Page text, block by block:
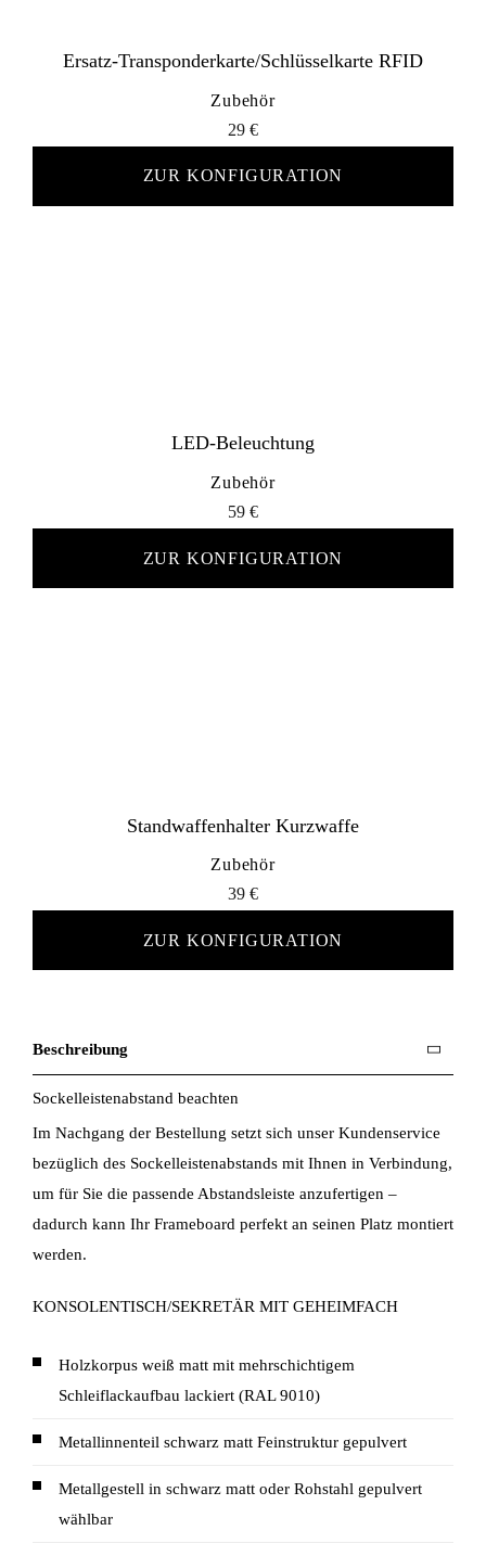
Ersatz-Transponderkarte/Schlüsselkarte RFID
Zubehör
29 €
ZUR KONFIGURATION
LED-Beleuchtung
Zubehör
59 €
ZUR KONFIGURATION
Standwaffenhalter Kurzwaffe
Zubehör
39 €
ZUR KONFIGURATION
Beschreibung
Sockelleistenabstand beachten
Im Nachgang der Bestellung setzt sich unser Kundenservice
bezüglich des Sockelleistenabstands mit Ihnen in Verbindung,
um für Sie die passende Abstandsleiste anzufertigen –
dadurch kann Ihr Frameboard perfekt an seinen Platz montiert
werden.
KONSOLENTISCH/SEKRETÄR MIT GEHEIMFACH
Holzkorpus weiß matt mit mehrschichtigem
Schleiflackaufbau lackiert (RAL 9010)
Metallinnenteil schwarz matt Feinstruktur gepulvert
Metallgestell in schwarz matt oder Rohstahl gepulvert
wählbar